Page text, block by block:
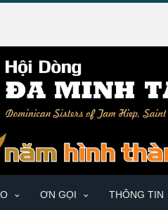
ƠN GỌI THÔNG TIN